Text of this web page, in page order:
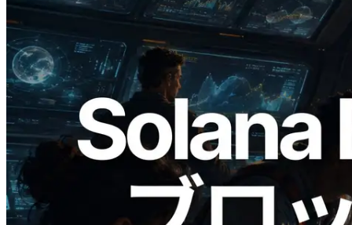
2026.05.24
Validators Solutions、Solana ブロックア
ナライザーを公開 — slot 単位のブロッ